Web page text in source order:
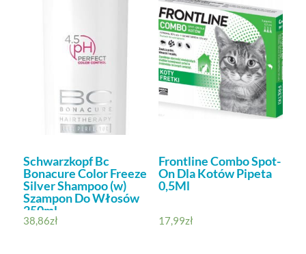
Schwarzkopf Bc
Bonacure Color Freeze
Silver Shampoo (w)
Szampon Do Włosów
250ml
38,86zł
Frontline Combo Spot-
On Dla Kotów Pipeta
0,5Ml
17,99zł